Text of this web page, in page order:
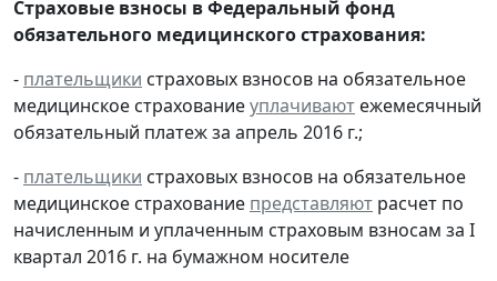
Страховые взносы в Федеральный фонд
обязательного медицинского страхования:
- плательщики страховых взносов на обязательное
медицинское страхованиеуплачивают ежемесячный
обязательный платеж за апрель 2016 г.;
- плательщики страховых взносов на обязательное
медицинское страхование представляют расчет по
начисленным и уплаченным страховым взносам за I
квартал 2016 г. на бумажном носителе